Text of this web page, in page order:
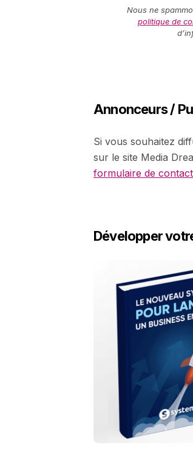
Nous ne
politique de
Annonceurs /
Si vous souhaitez
sur le site Media
formulaire de contact
Développer